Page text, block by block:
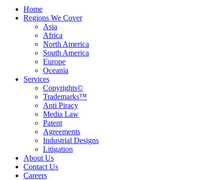
Home
Regions We Cover
Asia
Africa
North America
South America
Europe
Oceania
Services
Copyrights©
Trademarks™
Anti Piracy
Media Law
Patent
Agreements
Industrial Designs
Litigation
About Us
Contact Us
Careers